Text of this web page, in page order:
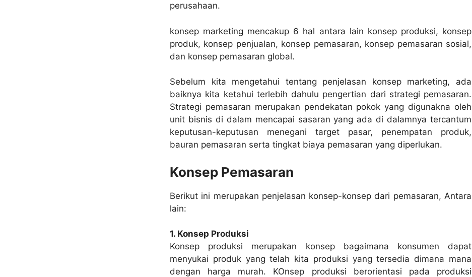
perusahaan.
konsep marketing mencakup 6 hal antara lain konsep produksi, konsep
produk, konsep penjualan, konsep pemasaran, konsep pemasaran sosial,
dan konsep pemasaran global.
Sebelum kita mengetahui tentang penjelasan konsep marketing, ada
baiknya kita ketahui terlebih dahulu pengertian dari strategi pemasaran.
Strategi pemasaran merupakan pendekatan pokok yang digunakna oleh
unit bisnis di dalam mencapai sasaran yang ada di dalamnya tercantum
keputusan-keputusan menegani target pasar, penempatan produk,
bauran pemasaran serta tingkat biaya pemasaran yang diperlukan.
Konsep Pemasaran
Berikut ini merupakan penjelasan konsep-konsep dari pemasaran, Antara
lain:
1. Konsep Produksi
Konsep produksi merupakan konsep bagaimana konsumen dapat
menyukai produk yang telah kita produksi yang tersedia dimana mana
dengan harga murah. KOnsep produksi berorientasi pada produksi